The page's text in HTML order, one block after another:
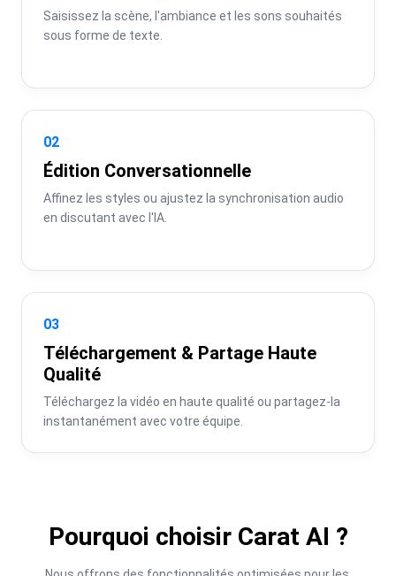
Saisissez la scène, l'ambiance et les sons souhaités
sous forme de texte.
02
Édition Conversationnelle
Affinez les styles ou ajustez la synchronisation audio
en discutant avec l'IA.
03
Téléchargement & Partage Haute
Qualité
Téléchargez la vidéo en haute qualité ou partagez-la
instantanément avec votre équipe.
Pourquoi choisir Carat AI ?